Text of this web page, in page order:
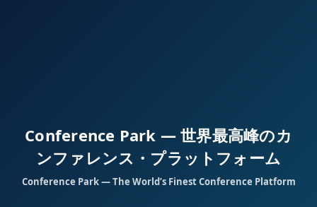
Conference Park — 世界最高峰のカ
ンファレンス・プラットフォーム
Conference Park — The World’s Finest Conference Platform